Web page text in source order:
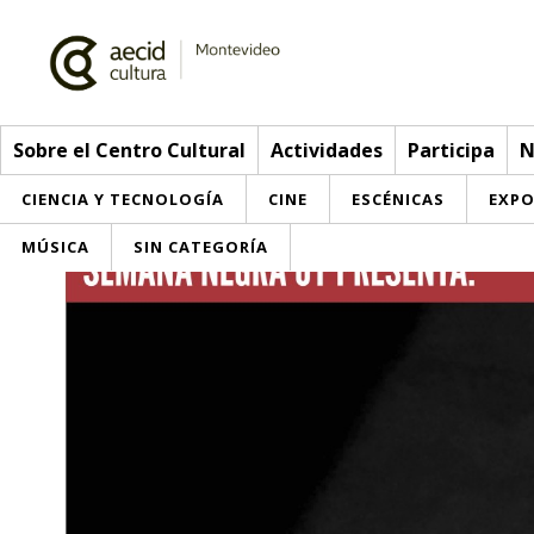
Sobre el Centro Cultural Actividades Participa
CIENCIA Y TECNOLOGÍA CINE ESCÉNICAS
MÚSICA SIN CATEGORÍA
Sobre el Centro Cultural